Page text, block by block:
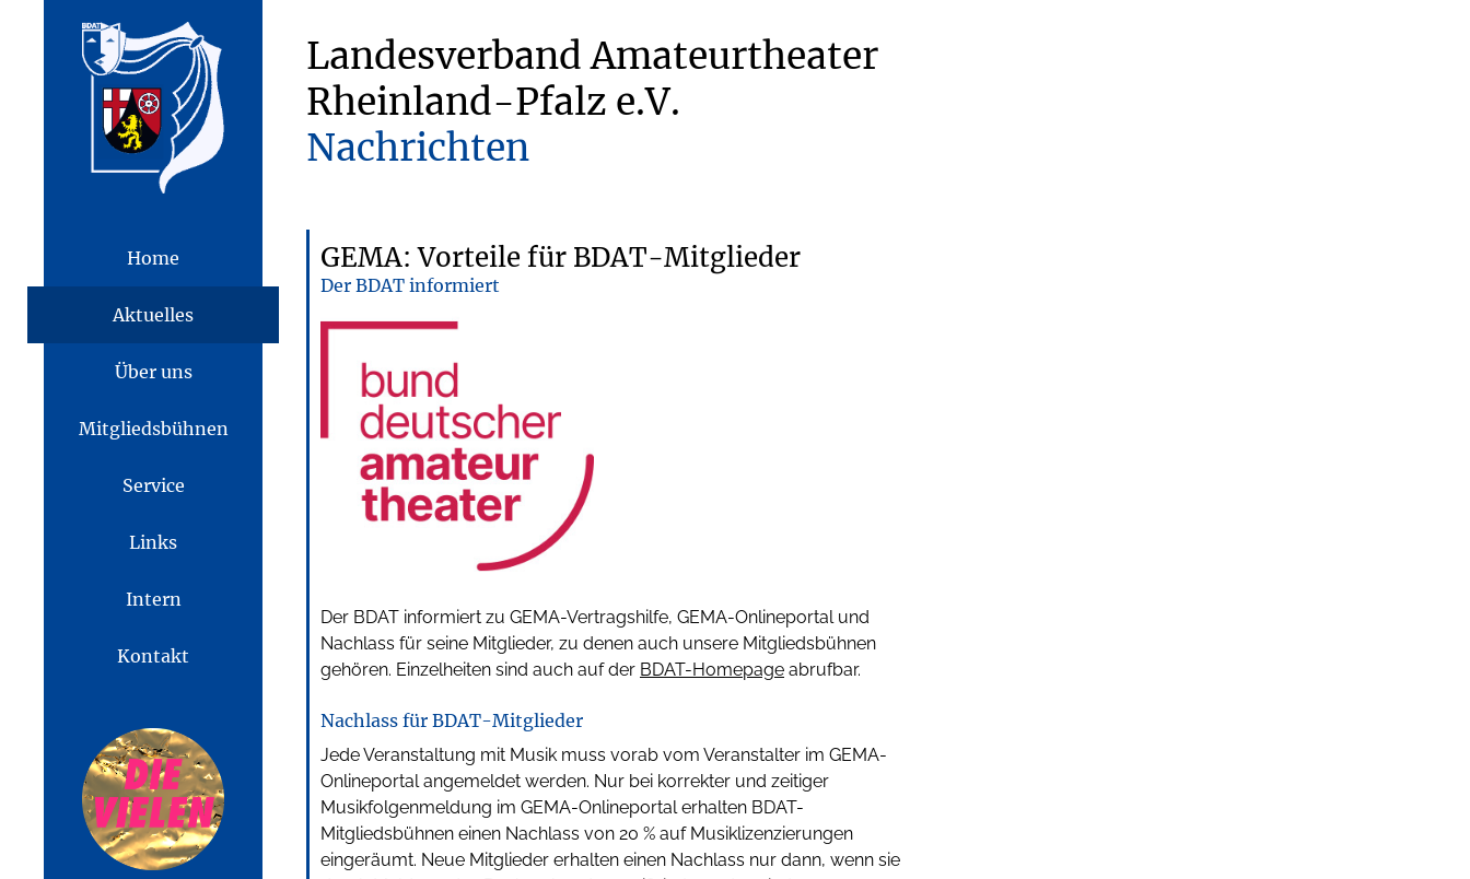
Home
Aktuelles
Über uns
Mitgliedsbühnen
Service
Links
Intern
Kontakt
Landesverband Amateurtheater
Rheinland-Pfalz e.V.
Nachrichten
GEMA: Vorteile für BDAT-Mitglieder
Der BDAT informiert
Der BDAT informiert zu GEMA-Vertragshilfe, GEMA-Onlineportal und
Nachlass für seine Mitglieder, zu denen auch unsere Mitgliedsbühnen
gehören. Einzelheiten sind auch auf der BDAT-Homepage abrufbar.
Nachlass für BDAT-Mitglieder
Jede Veranstaltung mit Musik muss vorab vom Veranstalter im GEMA-
Onlineportal angemeldet werden. Nur bei korrekter und zeitiger
Musikfolgenmeldung im GEMA-Onlineportal erhalten BDAT-
Mitgliedsbühnen einen Nachlass von 20 % auf Musiklizenzierungen
eingeräumt. Neue Mitglieder erhalten einen Nachlass nur dann, wenn sie